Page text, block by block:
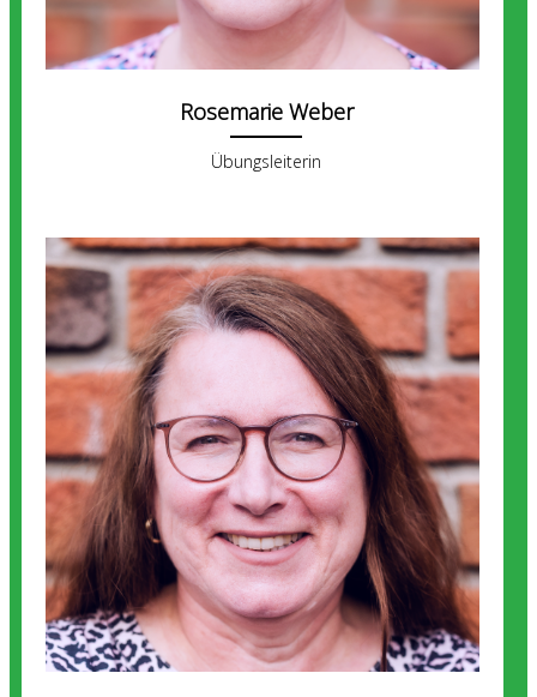
Rosemarie Weber
Übungsleiterin